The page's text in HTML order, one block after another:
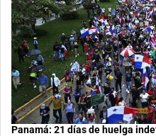
Panamá: 21 días de huelga